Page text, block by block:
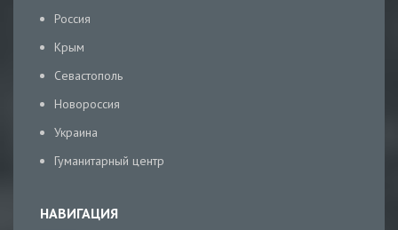
Россия
Крым
Севастополь
Новороссия
Украина
Гуманитарный центр
НАВИГАЦИЯ